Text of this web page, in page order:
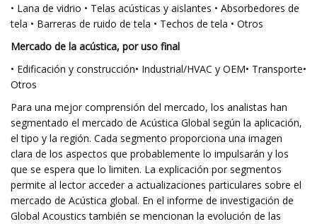
• Lana de vidrio • Telas acústicas y aislantes • Absorbedores de
tela • Barreras de ruido de tela • Techos de tela • Otros
Mercado de la acústica, por uso final
• Edificación y construcción• Industrial/HVAC y OEM• Transporte•
Otros
Para una mejor comprensión del mercado, los analistas han
segmentado el mercado de Acústica Global según la aplicación,
el tipo y la región. Cada segmento proporciona una imagen
clara de los aspectos que probablemente lo impulsarán y los
que se espera que lo limiten. La explicación por segmentos
permite al lector acceder a actualizaciones particulares sobre el
mercado de Acústica global. En el informe de investigación de
Global Acoustics también se mencionan la evolución de las